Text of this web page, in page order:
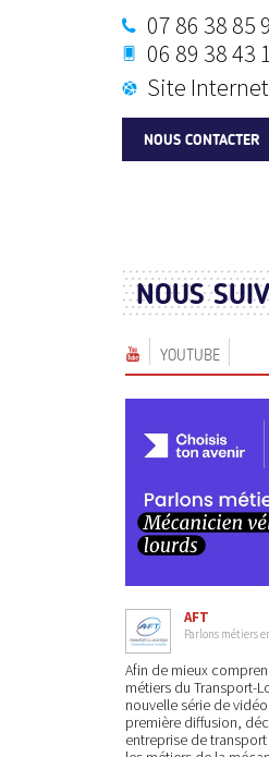
07 86 38 85
06 89 38 43
Site Internet
NOUS CONTACTER
NOUS
YOUTUBE
AFT
Parlons métiers
Afin de mieux
métiers du Transport-
nouvelle série de
première diffusion,
entreprise de